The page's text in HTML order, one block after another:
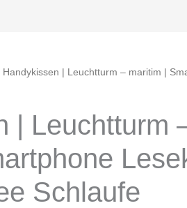
Handykissen | Leuchtturm – maritim |
| Leuchtturm
Schlaufe